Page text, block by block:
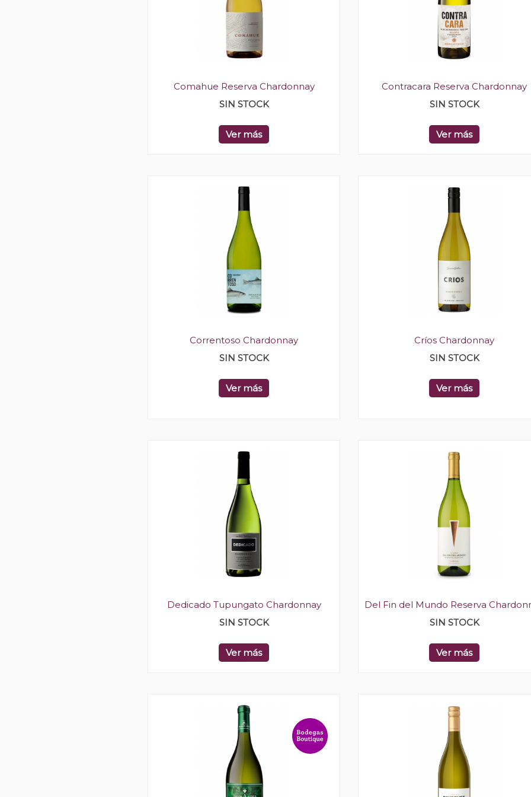
Comahue Reserva Chardonnay
SIN STOCK
Ver más
Contracara Reserva Chardonnay
SIN STOCK
Ver más
Correntoso Chardonnay
SIN STOCK
Ver más
Críos Chardonnay
SIN STOCK
Ver más
Dedicado Tupungato Chardonnay
SIN STOCK
Ver más
Del Fin del Mundo Reserva
SIN STOCK
Ver más